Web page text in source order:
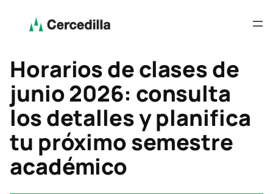
Horarios de clases de
junio 2026: consulta
los detalles y planifica
tu próximo semestre
académico